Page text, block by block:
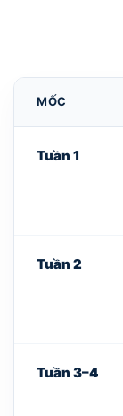
MỐC
Tuần 1
Tuần 2
Tuần 3–4